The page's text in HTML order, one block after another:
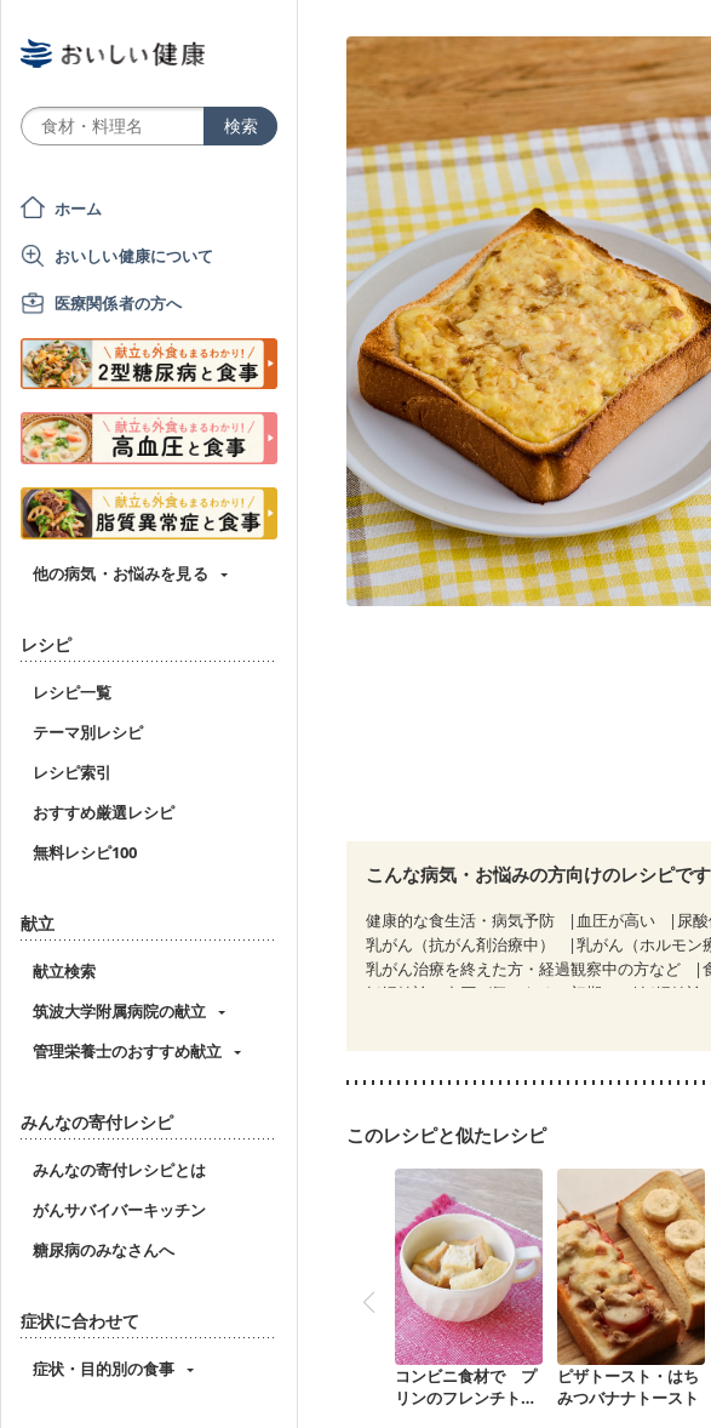
ホーム
おいしい健康について
医療関係者の方へ
他の病気・お悩みを見る
レシピ
レシピ一覧
テーマ別レシピ
レシピ索引
おすすめ厳選レシピ
無料レシピ100
献立
献立検索
筑波大学附属病院の献立
管理栄養士のおすすめ献立
みんなの寄付レシピ
みんなの寄付レシピとは
がんサバイバーキッチン
糖尿病のみなさんへ
症状に合わせて
症状・目的別の食事
こんな病気・お悩みの方向けのレシピです
健康的な食生活・病気予防 血圧が高い 尿
乳がん（抗がん剤治療中）
乳がん（ホルモン
乳がん治療を終えた方・経過観察中の方など
妊婦健診・血圧が気になる（初期）
妊婦健診
産後（ミ
このレシピと似たレシピ
コンビニ食材で プ
リンのフレンチトー
ピザトースト・はち
みつバナナトースト